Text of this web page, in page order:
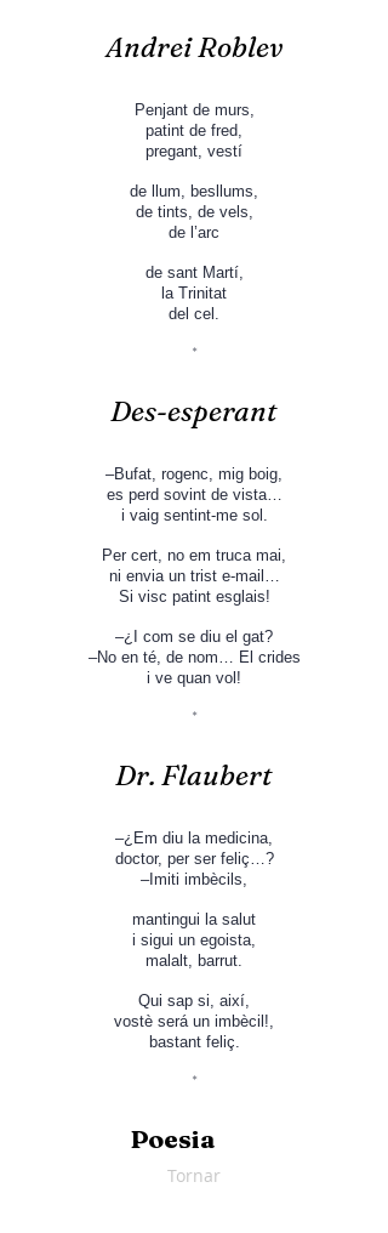
Andrei Roblev
Penjant de murs,
patint de fred,
pregant, vestí
de llum, besllums,
de tints, de vels,
de l’arc
de sant Martí,
la Trinitat
del cel.
*
Des-esperant
–Bufat, rogenc, mig boig,
es perd sovint de vista…
i vaig sentint-me sol.
Per cert, no em truca mai,
ni envia un trist e-mail…
Si visc patint esglais!
–¿I com se diu el gat?
–No en té, de nom… El crides
i ve quan vol!
*
Dr. Flaubert
–¿Em diu la medicina,
doctor, per ser feliç…?
–Imiti imbècils,
mantingui la salut
i sigui un egoista,
malalt, barrut.
Qui sap si, així,
vostè será un imbècil!,
bastant feliç.
*
Poesia
Tornar